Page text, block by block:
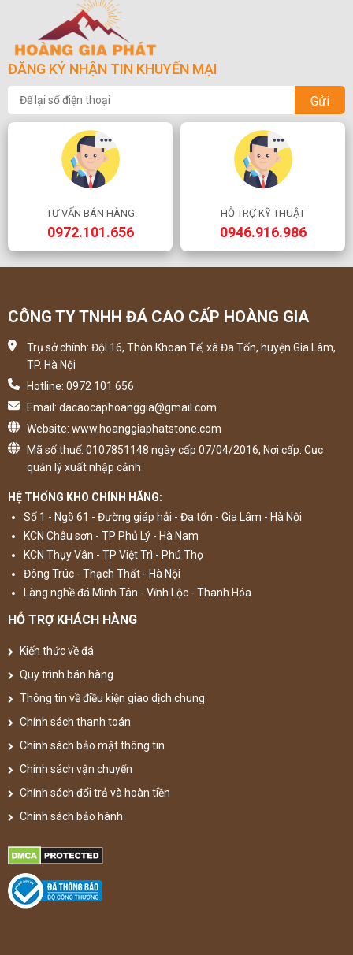
ĐĂNG KÝ NHẬN TIN KHUYẾN MẠI
Gửi
TƯ VẤN BÁN HÀNG
0972.101.656
HỖ TRỢ KỸ THUẬT
0946.916.986
CÔNG TY TNHH ĐÁ CAO CẤP HOÀNG GIA
Trụ sở chính: Đội 16, Thôn Khoan Tế, xã Đa Tốn, huyện Gia Lâm,
TP. Hà Nội
Hotline: 0972 101 656
Email: dacaocaphoanggia@gmail.com
Website: www.hoanggiaphatstone.com
Mã số thuế: 0107851148 ngày cấp 07/04/2016, Nơi cấp: Cục
quản lý xuất nhập cảnh
HỆ THỐNG KHO CHÍNH HÃNG:
Số 1 - Ngõ 61 - Đường giáp hải - Đa tốn - Gia Lâm - Hà Nội
KCN Châu sơn - TP Phủ Lý - Hà Nam
KCN Thụy Vân - TP Việt Trì - Phú Thọ
Đông Trúc - Thạch Thất - Hà Nội
Làng nghề đá Minh Tân - Vĩnh Lộc - Thanh Hóa
HỖ TRỢ KHÁCH HÀNG
Kiến thức về đá
Quy trình bán hàng
Thông tin về điều kiện giao dịch chung
Chính sách thanh toán
Chính sách bảo mật thông tin
Chính sách vận chuyển
Chính sách đổi trả và hoàn tiền
Chính sách bảo hành